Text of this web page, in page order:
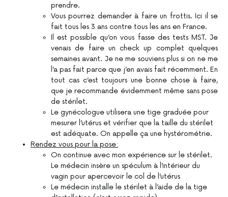
prendre.
Vous pourrez demander à faire un frottis. Ici il se
fait tous les 3 ans contre tous les ans en France.
Il est possible qu’on vous fasse des tests MST. Je
venais de faire un check up complet quelques
semaines avant. Je ne me souviens plus si on ne me
l’a pas fait parce que j’en avais fait récemment. En
tout cas c’est toujours une bonne chose à faire,
que je recommande évidemment même sans pose
de stérilet.
Le gynécologue utilisera une tige graduée pour
mesurer l’utérus et vérifier que la taille du stérilet
est adéquate. On appelle ça une hystérométrie.
Rendez vous pour la pose:
On continue avec mon expérience sur le stérilet.
Le médecin insère un spéculum à l’intérieur du
vagin pour apercevoir le col de l’utérus
Le médecin installe le stérilet à l’aide de la tige